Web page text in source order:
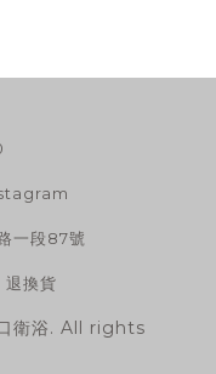
一段87號
退換貨
衛浴. All rights